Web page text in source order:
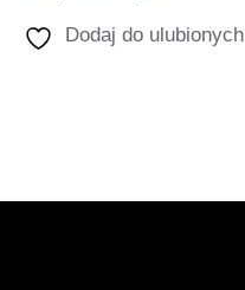
Dodaj do ulubionych